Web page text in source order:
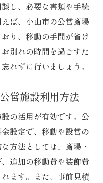
し、必要な書類や手続
ば、小山市の公営斎場
り、移動の手間が省け
別れの時間を過ごすた
れずに行いましょう。
営施設利用方法
の活用が有効です。公
設定で、移動や設営の
方法としては、斎場・
追加の移動費や装飾費
ます。また、事前見積